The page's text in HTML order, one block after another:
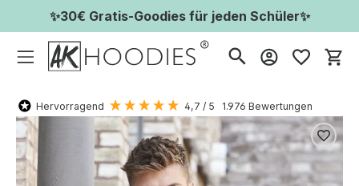
✨30€ Gratis-Goodies für jeden Schüler✨
Hervorragend 4,7 / 5 1.976 Bewertungen